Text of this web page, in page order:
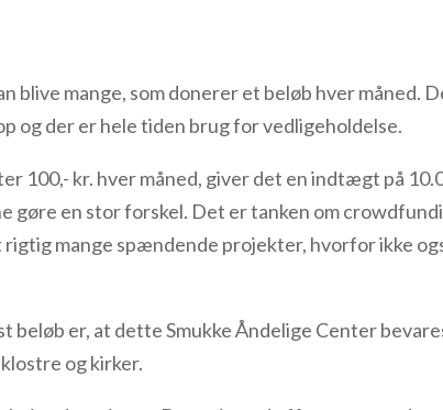
blive mange, som donerer et beløb hver måned.
op og der er hele tiden brug for
100,- kr. hver måned, giver det en indtægt på
gøre en stor forskel. Det er tanken om
rigtig mange spændende projekter,
beløb er, at dette Smukke Åndelige Center
og kirker.